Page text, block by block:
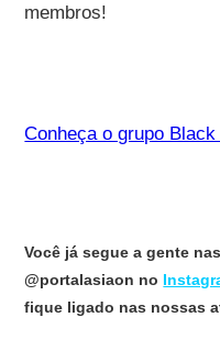
membros!
Conheça o grupo Black
Você já segue a gente
@portalasiaon no
fique ligado nas nossas